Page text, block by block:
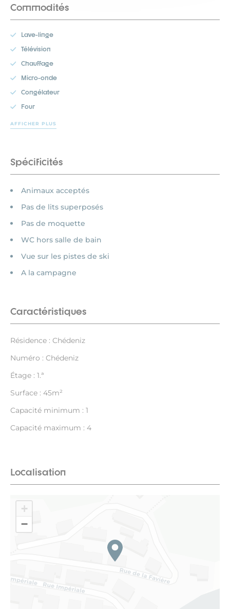
Commodités
Lave-linge
Télévision
Chauffage
Micro-onde
Congélateur
Four
AFFICHER PLUS
Spécificités
Animaux acceptés
Pas de lits superposés
Pas de moquette
WC hors salle de bain
Vue sur les pistes de ski
A la campagne
Caractéristiques
Résidence : Chédeniz
Numéro : Chédeniz
Étage : 1.ª
Surface : 45m²
Capacité minimum : 1
Capacité maximum : 4
Localisation
+
−